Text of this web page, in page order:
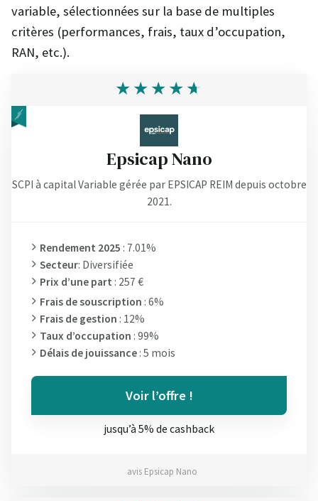
variable, sélectionnées sur la base de multiples
critères (performances, frais, taux d’occupation,
RAN, etc.).
Epsicap Nano
SCPI à capital Variable gérée par EPSICAP REIM depuis octobre
2021.
Rendement 2025 : 7.01%
Secteur: Diversifiée
Prix d’une part : 257 €
Frais de souscription : 6%
Frais de gestion : 12%
Taux d’occupation : 99%
Délais de jouissance : 5 mois
Voir l’offre !
jusqu’à 5% de cashback
avis Epsicap Nano